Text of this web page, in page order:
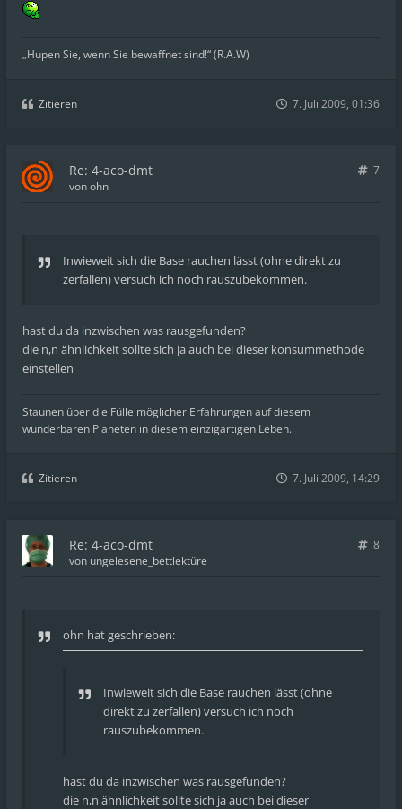
„Hupen Sie, wenn Sie bewaffnet sind!“ (R.A.W)
Zitieren 7. Juli 2009, 01:36
Re: 4-aco-dmt
7
vonohn
Inwieweit sich die Base rauchen lässt (ohne direkt zu
zerfallen) versuch ich noch rauszubekommen.
hast du da inzwischen was rausgefunden?
die n,n ähnlichkeit sollte sich ja auch bei dieser konsummethode
einstellen
Staunen über die Fülle möglicher Erfahrungen auf diesem
wunderbaren Planeten in diesem einzigartigen Leben.
Zitieren 7. Juli 2009, 14:29
Re: 4-aco-dmt
8
von ungelesene_bettlektüre
ohn hat geschrieben:
Inwieweit sich die Base rauchen lässt (ohne
direkt zu zerfallen) versuch ich noch
rauszubekommen.
hast du da inzwischen was rausgefunden?
die n,n ähnlichkeit sollte sich ja auch bei dieser